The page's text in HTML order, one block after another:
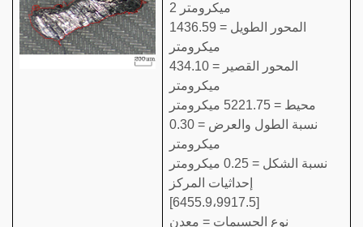
ميكرومتر 2
المحور الطويل = 1436.59
ميكرومتر
المحور القصير = 434.10
ميكرومتر
محيط = 5221.75 ميكرومتر
نسبة الطول والعرض = 0.30
ميكرومتر
نسبة الشكل = 0.25 ميكرومتر
إحداثيات المركز
[6455.9،9917.5]
نوع الجسيمات = معدن